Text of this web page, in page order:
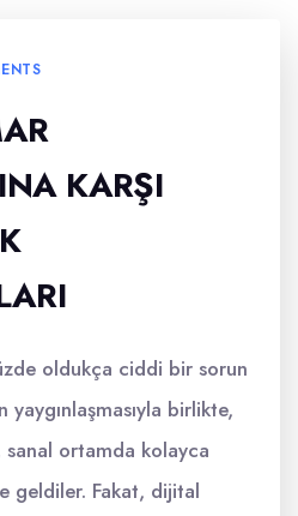
KARŞI
oldukça ciddi bir sorun
birlikte,
ortamda kolayca
geldiler. Fakat, dijital